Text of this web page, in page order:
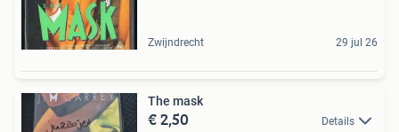
Zwijndrecht 29 jul 26
The mask
€ 2,50 Details